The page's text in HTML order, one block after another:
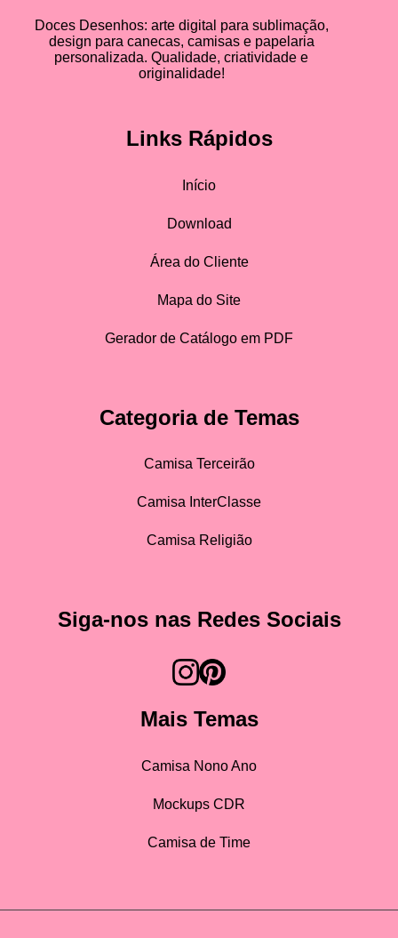
Doces Desenhos: arte digital para sublimação,
design para canecas, camisas e papelaria
personalizada. Qualidade, criatividade e
originalidade!
Links Rápidos
Início
Download
Área do Cliente
Mapa do Site
Gerador de Catálogo em PDF
Categoria de Temas
Camisa Terceirão
Camisa InterClasse
Camisa Religião
Siga-nos nas Redes Sociais
Mais Temas
Camisa Nono Ano
Mockups CDR
Camisa de Time